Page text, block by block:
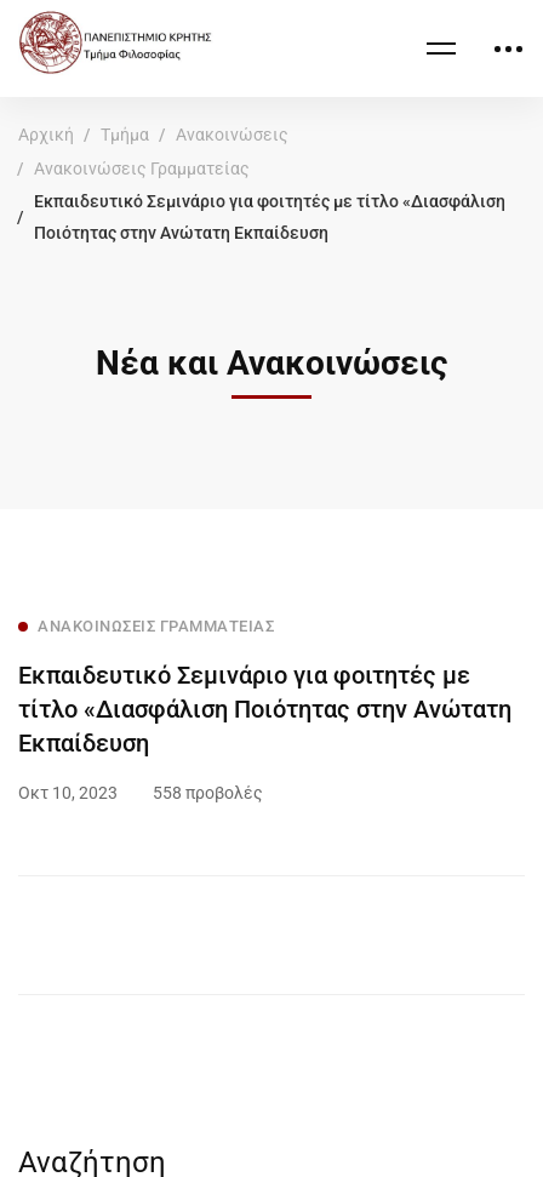
Αρχική Τμήμα
Ανακοινώσεις
Ανακοινώσεις Γραμματείας
Εκπαιδευτικό Σεμινάριο για φοιτητές με τίτλο «Διασφάλιση
Ποιότητας στην Ανώτατη Εκπαίδευση
Νέα και Ανακοινώσεις
ΑΝΑΚΟΙΝΏΣΕΙΣ ΓΡΑΜΜΑΤΕΊΑΣ
Εκπαιδευτικό Σεμινάριο για φοιτητές με
τίτλο «Διασφάλιση Ποιότητας στην Ανώτατη
Εκπαίδευση
Οκτ 10, 2023 558 προβολές
Αναζήτηση